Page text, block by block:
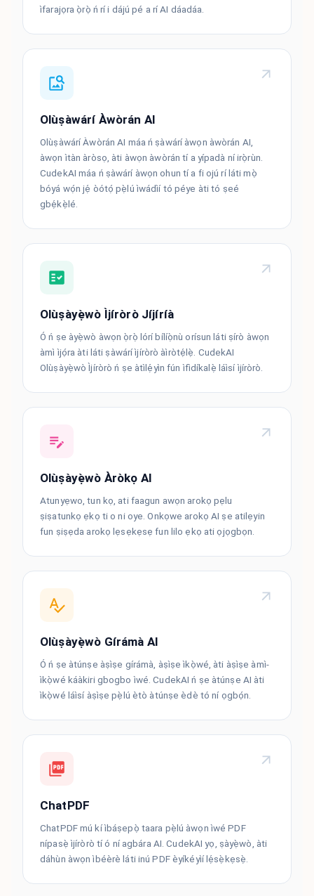
ìfarajọra ọ̀rọ̀ ń rí i dájú pé a rí AI dáadáa.
Olùṣàwárí Àwòrán AI
Olùṣàwárí Àwòrán AI máa ń ṣàwárí àwọn àwòrán AI,
àwọn ìtàn àròsọ, àti àwọn àwòrán tí a yípadà ní irọ̀rùn.
CudekAI máa ń ṣàwárí àwọn ohun tí a fi ojú rí láti mọ̀
bóyá wọ́n jẹ́ òótọ́ pẹ̀lú ìwádìí tó péye àti tó ṣeé
gbẹ́kẹ̀lé.
Olùṣàyẹ̀wò Ìjíròrò Jíjíríà
Ó ń ṣe àyẹ̀wò àwọn ọ̀rọ̀ lórí bílíọ̀nù orísun láti ṣírò àwọn
àmì ìjọ́ra àti láti ṣàwárí ìjíròrò àìròtẹ́lẹ̀. CudekAI
Olùṣàyẹ̀wò Ìjíròrò ń ṣe àtìlẹ́yìn fún ìfìdíkalẹ̀ láìsí ìjíròrò.
Olùṣàyẹ̀wò Àròkọ AI
Atunyẹwo, tun kọ, ati faagun awọn arokọ pẹlu
ṣiṣatunkọ ẹkọ ti o ni oye. Onkọwe arokọ AI ṣe atilẹyin
fun ṣiṣẹda arokọ lẹsẹkẹsẹ fun lilo ẹkọ ati ọjọgbọn.
Olùṣàyẹ̀wò Gírámà AI
Ó ń ṣe àtúnṣe àṣìṣe gírámà, àṣìṣe ìkọ̀wé, àti àṣìṣe àmì-
ìkọ̀wé káàkiri gbogbo ìwé. CudekAI ń ṣe àtúnṣe AI àti
ìkọ̀wé láìsí àṣìṣe pẹ̀lú ètò àtúnṣe èdè tó ní ọgbọ́n.
ChatPDF
ChatPDF mú kí ìbáṣepọ̀ taara pẹ̀lú àwọn ìwé PDF
nípasẹ̀ ìjíròrò tí ó ní agbára AI. CudekAI yọ, ṣàyẹ̀wò, àti
dáhùn àwọn ìbéèrè láti inú PDF èyíkéyìí lẹ́sẹ̀kẹsẹ̀.